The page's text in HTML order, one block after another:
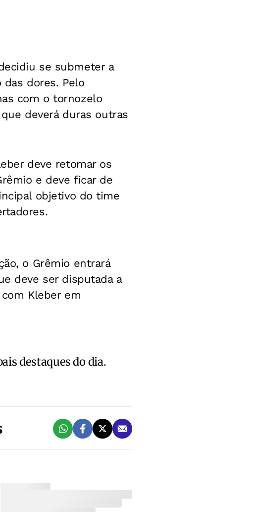
se submeter a
das dores. Pelo
com o tornozelo
deverá duras outras
deve retomar os
e deve ficar de
objetivo do time
o Grêmio entrará
deve ser disputada a
Kleber em
destaques do dia.